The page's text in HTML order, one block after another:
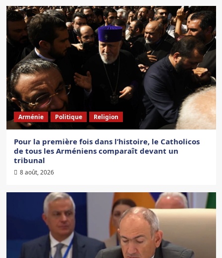
Arménie Politique Religion
Pour la première fois dans l’histoire, le Catholicos
de tous les Arméniens comparaît devant un
tribunal
8 août, 2026